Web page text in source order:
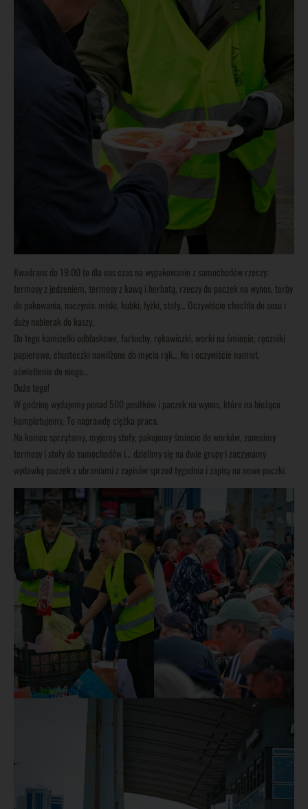
Kwadrans do 19:00 to dla nas czas na wypakowanie z samochodów rzeczy:
termosy z jedzeniem, termosy z kawą i herbatą, rzeczy do paczek na wynos, torby
do pakowania, naczynia: miski, kubki, łyżki, stoły… Oczywiście chochla do sosu i
duży nabierak do kaszy.
Do tego kamizelki odblaskowe, fartuchy, rękawiczki, worki na śmiecie, ręczniki
papierowe, chusteczki nawilżone do mycia rąk… No i oczywiście namiot,
oświetlenie do niego…
Dużo tego!
W godzinę wydajemy ponad 500 posiłków i paczek na wynos, które na bieżąco
kompletujemy. To naprawdę ciężka praca.
Na koniec sprzątamy, myjemy stoły, pakujemy śmiecie do worków, zanosimy
termosy i stoły do samochodów i… dzielimy się na dwie grupy i zaczynamy
wydawkę paczek z ubraniami z zapisów sprzed tygodnia i zapisy na nowe paczki.